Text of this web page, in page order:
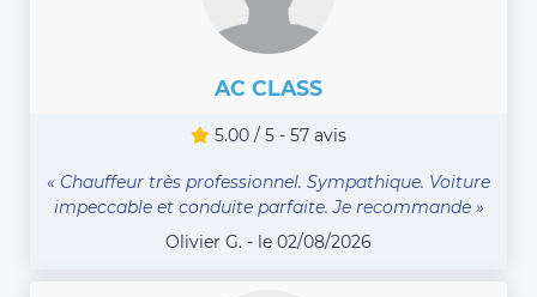
AC CLASS
5.00 / 5 - 57 avis
« Chauffeur très professionnel. Sympathique. Voiture
impeccable et conduite parfaite. Je recommande »
Olivier G. - le 02/08/2026